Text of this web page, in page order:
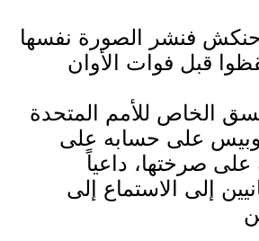
حنكش فنشر الصورة نفسها
الخاص للأمم المتحدة
على حسابه على
على صرختها، داعياً
إلى الاستماع إلى